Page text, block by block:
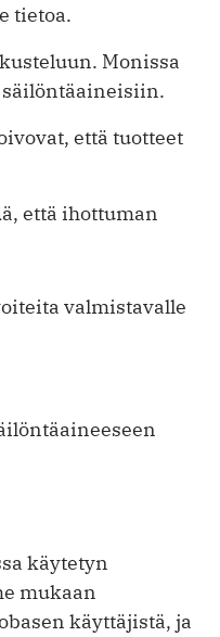
tietoa.
Monissa
että tuotteet
että ihottuman
valmistavalle
käytetyn
mukaan
käyttäjistä, ja